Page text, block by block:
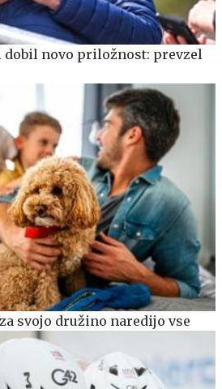
dobil novo priložnost: prevzel
svojo družino naredijo vse